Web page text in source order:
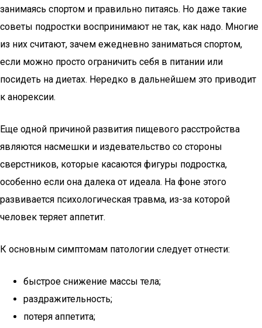
занимаясь спортом и правильно питаясь. Но даже такие
советы подростки воспринимают не так, как надо. Многие
из них считают, зачем ежедневно заниматься спортом,
если можно просто ограничить себя в питании или
посидеть на диетах. Нередко в дальнейшем это приводит
к анорексии.
Еще одной причиной развития пищевого расстройства
являются насмешки и издевательство со стороны
сверстников, которые касаются фигуры подростка,
особенно если она далека от идеала. На фоне этого
развивается психологическая травма, из-за которой
человек теряет аппетит.
К основным симптомам патологии следует отнести:
быстрое снижение массы тела;
раздражительность;
потеря аппетита;